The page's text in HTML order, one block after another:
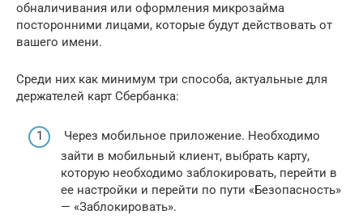
обналичивания или оформления микрозайма
посторонними лицами, которые будут действовать от
вашего имени.
Среди них как минимум три способа, актуальные для
держателей карт Сбербанка:
Через мобильное приложение. Необходимо
зайти в мобильный клиент, выбрать карту,
которую необходимо заблокировать, перейти в
ее настройки и перейти по пути «Безопасность»
— «Заблокировать».